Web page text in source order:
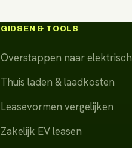
GIDSEN & TOOLS
Overstappen naar elektrisch
Thuis laden & laadkosten
Leasevormen vergelijken
Zakelijk EV leasen